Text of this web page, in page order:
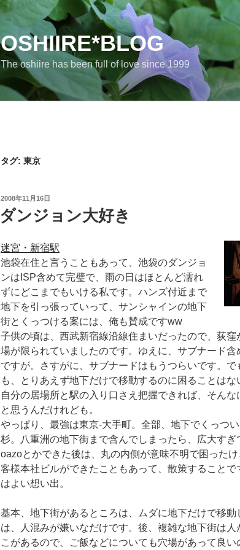
OSHIIRE*BLOG
The oshiire has been full of love since 1999
タグ: 東京
投
稿
日:
2008年11月16日
ダンジョン大好き
迷宮・新宿駅
池袋在住と言うこともあって、池袋のダンジョ
ンはISP含めて完璧で、雨の日はほとんど濡れ
ずにどこまでもいける私です。ハンズ付近まで
地下を引っ張っていって、サンシャインの地下
街とくっつける案には、俺も賛成ですww
子供の頃は、西武新宿線沿線住まいだったので、荻窪
場が限られていましたのです。ゆえに、サブナード含
ですが。さすがに、サブナードはもうつらいです。で
も、とりあえず地下だけで移動するのに困ることはな
自分の居場所と駅の入り口さえ把握できれば、そんな
と思うんだけれども。
やっぱり、最強は東京-大手町。全部、地下でくっつ
杉。八重洲の地下街まで含んでしまったら、広大すぎ
oazoとかできた後は、丸の内側が意味不明で困った
客様本社ビルができたこともあって、散策することで
はよい想い出。
基本、地下街があるところは、ムダに地下だけで移動
は、人混みが嫌いなだけです。後、複雑な地下街は人
こがあるので、ご飯などについても穴場があって良い